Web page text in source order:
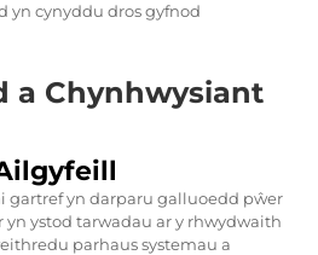
yn cynyddu dros gyfnod
a Chynhwysiant
gartref yn darparu galluoedd pŵer
ystod tarwadau ar y rhwydwaith
parhaus systemau a